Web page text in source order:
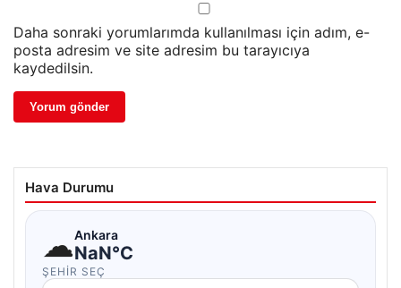
Daha sonraki yorumlarımda kullanılması için adım, e-
posta adresim ve site adresim bu tarayıcıya
kaydedilsin.
Hava Durumu
☁Ankara
NaN°C
ŞEHIR SEÇ